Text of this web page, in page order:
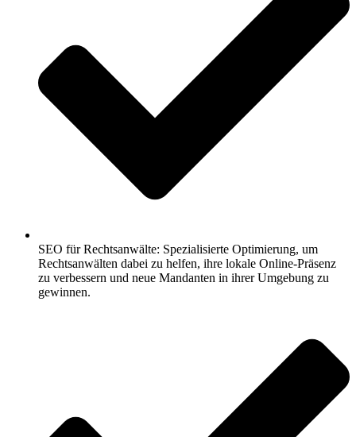
SEO für Rechtsanwälte: Spezialisierte Optimierung, um
Rechtsanwälten dabei zu helfen, ihre lokale Online-Präsenz
zu verbessern und neue Mandanten in ihrer Umgebung zu
gewinnen.